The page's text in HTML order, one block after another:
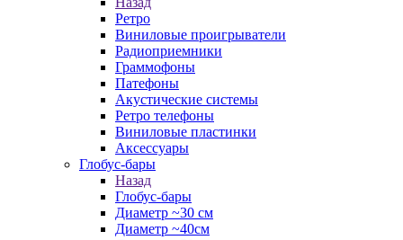
Ретро
Виниловые проигрыватели
Радиоприемники
Граммофоны
Патефоны
Акустические системы
Ретро телефоны
Виниловые пластинки
Аксессуары
Глобус-бары
Назад
Глобус-бары
Диаметр ~30 см
Диаметр ~40см